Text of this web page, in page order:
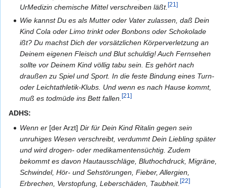
UrMedizin chemische Mittel verschreiben läßt.[21]
Wie kannst Du es als Mutter oder Vater zulassen, daß Dein
Kind Cola oder Limo trinkt oder Bonbons oder Schokolade
ißt? Du machst Dich der vorsätzlichen Körperverletzung an
Deinem eigenen Fleisch und Blut schuldig! Auch Fernsehen
sollte vor Deinem Kind völlig tabu sein. Es gehört nach
draußen zu Spiel und Sport. In die feste Bindung eines Turn-
oder Leichtathletik-Klubs. Und wenn es nach Hause kommt,
muß es todmüde ins Bett fallen.[21]
ADHS:
Wenn er [der Arzt]Dir für Dein Kind Ritalin gegen sein
unruhiges Wesen verschreibt, verdummt Dein Liebling später
und wird drogen- oder medikamentensüchtig. Zudem
bekommt es davon Hautausschläge, Bluthochdruck, Migräne,
Schwindel, Hör- und Sehstörungen, Fieber, Allergien,
Erbrechen, Verstopfung, Leberschäden, Taubheit.[22]